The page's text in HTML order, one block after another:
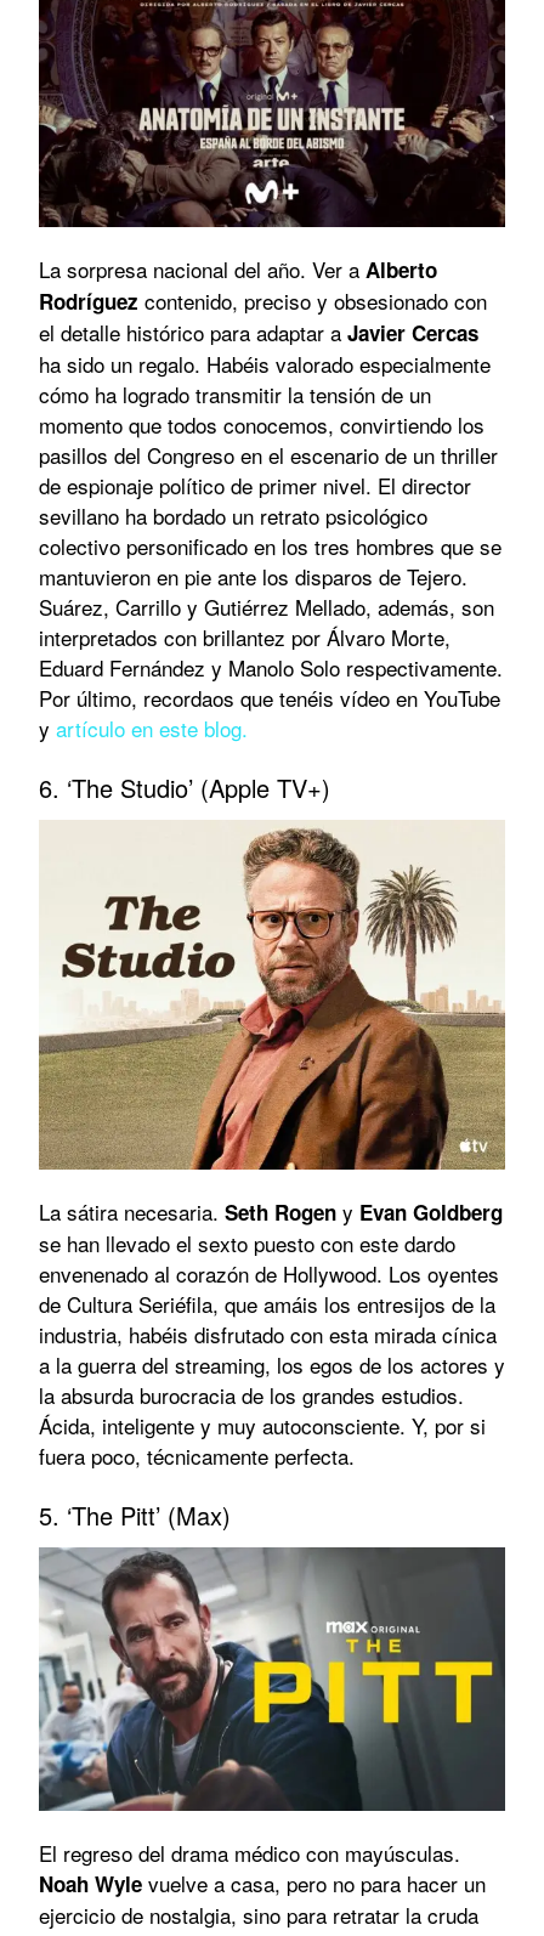
La sorpresa nacional del año. Ver a Alberto
Rodríguez contenido, preciso y obsesionado con
el detalle histórico para adaptar a Javier Cercas
ha sido un regalo. Habéis valorado especialmente
cómo ha logrado transmitir la tensión de un
momento que todos conocemos, convirtiendo los
pasillos del Congreso en el escenario de un thriller
de espionaje político de primer nivel. El director
sevillano ha bordado un retrato psicológico
colectivo personificado en los tres hombres que se
mantuvieron en pie ante los disparos de Tejero.
Suárez, Carrillo y Gutiérrez Mellado, además, son
interpretados con brillantez por Álvaro Morte,
Eduard Fernández y Manolo Solo respectivamente.
Por último, recordaos que tenéis vídeo en YouTube
y artículo en este blog.
6. ‘The Studio’ (Apple TV+)
La sátira necesaria. Seth Rogen y Evan Goldberg
se han llevado el sexto puesto con este dardo
envenenado al corazón de Hollywood. Los oyentes
de Cultura Seriéfila, que amáis los entresijos de la
industria, habéis disfrutado con esta mirada cínica
a la guerra del streaming, los egos de los actores y
la absurda burocracia de los grandes estudios.
Ácida, inteligente y muy autoconsciente. Y, por si
fuera poco, técnicamente perfecta.
5. ‘The Pitt’ (Max)
El regreso del drama médico con mayúsculas.
Noah Wyle vuelve a casa, pero no para hacer un
ejercicio de nostalgia, sino para retratar la cruda